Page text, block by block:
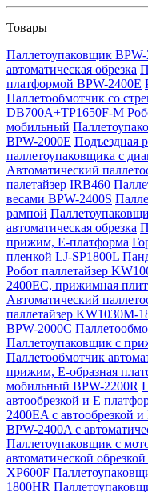
Товары
Паллетоупаковщик
автоматическая обрезка
платформой BPW-2400E
Паллетообмотчик со
DB700A+TP1650F-M
мобильный
BPW-2000E Подъездная
паллетоупаковщика с
Автоматический
палетайзер IRB460
весами BPW-2400S
рампой
автоматическая обрезка
прижим, Е-платформа
пленкой LJ-SP1800L
Робот паллетайзер
2400EC, прижимная
Автоматический
паллетайзер KW1030M-
BPW-2000C
Паллетоупаковщик с
Паллетообмотчик
прижим, Е-образная
мобильный BPW-2200R
автообрезкой и Е
2400EA с автообрезкой
BPW-2400A с
Паллетоупаковщик с
автоматической
XP600F
1800HR